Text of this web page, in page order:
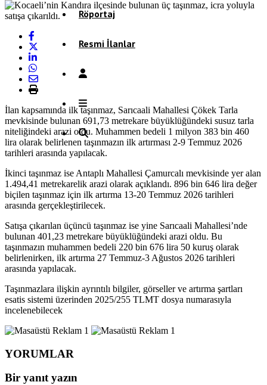
Röportaj
Resmi İlanlar
İlan kapsamında ilk taşınmaz, Sarıcaali Mahallesi Çökek Tarla
mevkisinde bulunan 691,73 metrekare büyüklüğündeki susuz tarla
niteliğindeki arazi oldu. Muhammen bedeli 1 milyon 383 bin 460
lira olarak belirlenen taşınmazın ilk artırması 2-9 Temmuz 2026
tarihleri arasında yapılacak.
İkinci taşınmaz ise Antaplı Mahallesi Çamurcalı mevkisinde yer alan
1.494,41 metrekarelik arazi olarak açıklandı. 896 bin 646 lira değer
biçilen taşınmaz için ilk artırma 13-20 Temmuz 2026 tarihleri
arasında gerçekleştirilecek.
Satışa çıkarılan üçüncü taşınmaz ise yine Sarıcaali Mahallesi’nde
bulunan 401,23 metrekare büyüklüğündeki arazi oldu. Bu
taşınmazın muhammen bedeli 220 bin 676 lira 50 kuruş olarak
belirlenirken, ilk artırma 27 Temmuz-3 Ağustos 2026 tarihleri
arasında yapılacak.
Taşınmazlara ilişkin ayrıntılı bilgiler, görseller ve artırma şartları
esatis sistemi üzerinden 2025/255 TLMT dosya numarasıyla
incelenebilecek
YORUMLAR
Bir yanıt yazın